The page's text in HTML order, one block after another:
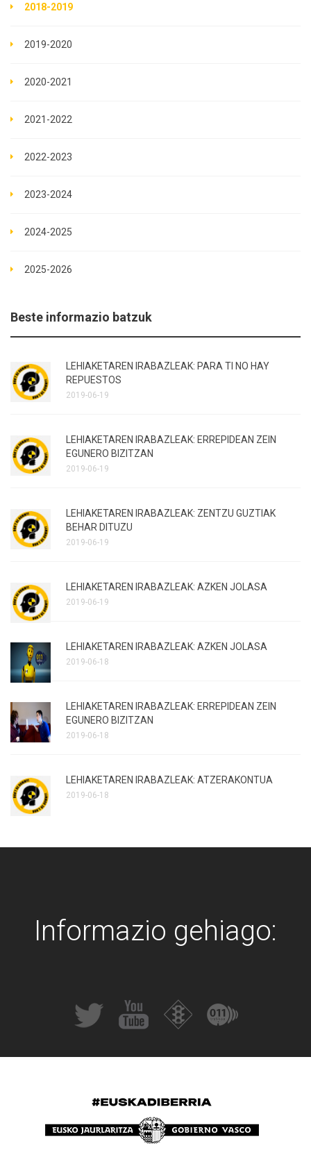
2018-2019
2019-2020
2020-2021
2021-2022
2022-2023
2023-2024
2024-2025
2025-2026
Beste informazio batzuk
LEHIAKETAREN IRABAZLEAK: PARA TI NO HAY
REPUESTOS
2019-06-19
LEHIAKETAREN IRABAZLEAK: ERREPIDEAN ZEIN
EGUNERO BIZITZAN
2019-06-19
LEHIAKETAREN IRABAZLEAK: ZENTZU GUZTIAK
BEHAR DITUZU
2019-06-19
LEHIAKETAREN IRABAZLEAK: AZKEN JOLASA
2019-06-19
LEHIAKETAREN IRABAZLEAK: AZKEN JOLASA
2019-06-18
LEHIAKETAREN IRABAZLEAK: ERREPIDEAN ZEIN
EGUNERO BIZITZAN
2019-06-18
LEHIAKETAREN IRABAZLEAK: ATZERAKONTUA
2019-06-18
Informazio gehiago: